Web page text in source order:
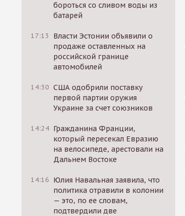
бороться со сливом воды из
батарей
17:13
Власти Эстонии объявили о
продаже оставленных на
российской границе
автомобилей
14:30 США одобрили поставку
первой партии оружия
Украине за счет союзников
14:24 Гражданина Франции,
который пересекал Евразию
на велосипеде, арестовали на
Дальнем Востоке
14:16 Юлия Навальная заявила, что
политика отравили в колонии
— это, по ее словам,
подтвердили две